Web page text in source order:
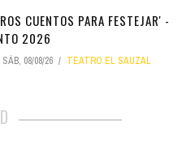
CUENTOS PARA FESTEJAR' -
2026
SÁB, 08/08/26 TEATRO EL SAUZAL